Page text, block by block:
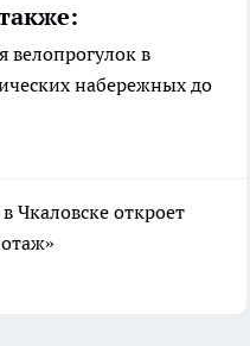
велопрогулок в
набережных до
Чкаловске откроет